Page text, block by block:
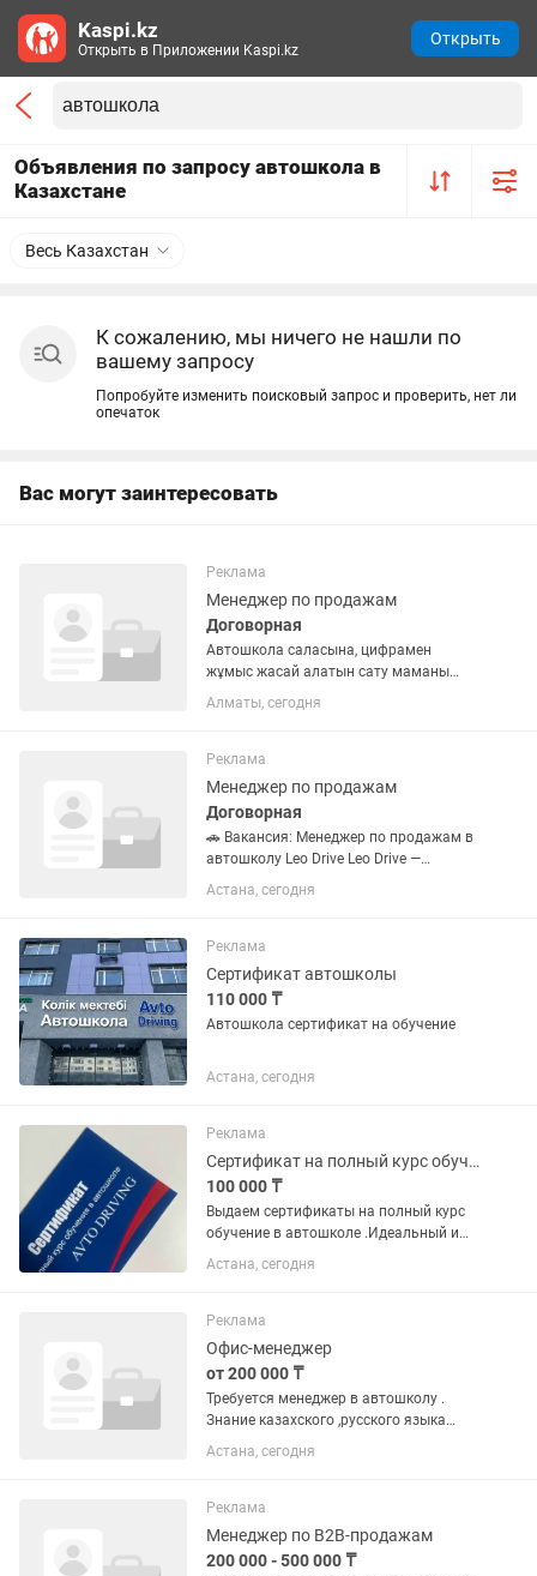
Объявления по запросу автошкола в
Казахстане
Весь Казахстан
К сожалению, мы ничего не нашли по
вашему запросу
Попробуйте изменить поисковый запрос и проверить, нет ли
опечаток
Вас могут заинтересовать
Реклама
Менеджер по продажам
Договорная
Автошкола саласына, цифрамен
жұмыс жасай алатын сату маманы
қажет, 1. Жоғары табыс пен тұрақты
жұмыс клиенттермен сөйлесіп скрипт
вакансия ашық 2. Нақты алдыға
қойған...
Алматы, сегодня
Реклама
Менеджер по продажам
Договорная
🚗 Вакансия: Менеджер по продажам в
автошколу Leo Drive Leo Drive —
современная автошкола нового
поколения, которая активно
уверенно получать водительские
навыки. Сейчас...
Астана, сегодня
Реклама
Сертификат автошколы
110 000 ₸
Автошкола сертификат на обучение
Астана, сегодня
Реклама
Сертификат на полный курс обучения в автошколе
100 000 ₸
Выдаем сертификаты на полный курс
обучение в автошколе .Идеальный и
нужный подарок близким
Астана, сегодня
Реклама
Офис-менеджер
от 200 000 ₸
Требуется менеджер в автошколу .
Знание казахского ,русского языка
обязательно! Возраст от 25 лет
Исполнительная ,ответственная
Астана, сегодня
Реклама
Менеджер по B2B-продажам
200 000 - 500 000 ₸
Kaspi.kz
Открыть в Приложении Kaspi.kz
Открыть